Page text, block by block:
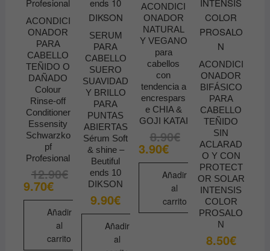
ACONDICI
ONADOR
PARA
CABELLO
TEÑIDO O
DAÑADO
Colour
Rinse-off
Conditioner
Essensity
Schwarzko
pf
Profesional
12.90€El
precio
original
era:
12.90€.
9.70€
El
precio
actual
es:
9.70€.
Añadir
al
carrito
SERUM
PARA
CABELLO
SUERO
SUAVIDAD
Y BRILLO
PARA
PUNTAS
ABIERTAS
Sérum Soft
& shine –
Beutiful
ends 10
DIKSON
9.90€
Añadir
al
ACONDICI
ONADOR
NATURAL
Y VEGANO
para
cabellos
con
tendencia a
encrespars
e CHIA &
GOJI KATAI
8.90€El
precio
original
era:
8.90€.
3.90€
El
precio
actual
es:
3.90€.
Añadir
al
carrito
ACONDICI
ONADOR
BIFÁSICO
PARA
CABELLO
TEÑIDO
SIN
ACLARAD
O Y CON
PROTECT
OR SOLAR
INTENSIS
COLOR
PROSALO
N
8.50€